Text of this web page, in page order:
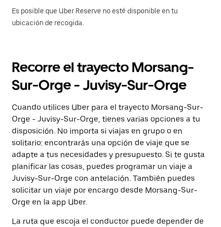
Es posible que Uber Reserve no esté disponible en tu
ubicación de recogida.
Recorre el trayecto Morsang-
Sur-Orge - Juvisy-Sur-Orge
Cuando utilices Uber para el trayecto Morsang-Sur-
Orge - Juvisy-Sur-Orge, tienes varias opciones a tu
disposición. No importa si viajas en grupo o en
solitario: encontrarás una opción de viaje que se
adapte a tus necesidades y presupuesto. Si te gusta
planificar las cosas, puedes programar un viaje a
Juvisy-Sur-Orge con antelación. También puedes
solicitar un viaje por encargo desde Morsang-Sur-
Orge en la app Uber.
La ruta que escoja el conductor puede depender de